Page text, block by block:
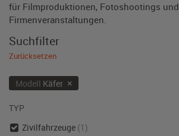
für Filmproduktionen, Fotoshootings und
Firmenveranstaltungen.
Suchfilter
Zurücksetzen
Modell Käfer ×
TYP
Zivilfahrzeuge (1)